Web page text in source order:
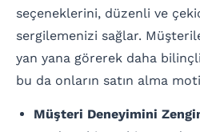
seçeneklerini, düzenli ve
sergilemenizi sağlar.
yan yana görerek daha
bu da onların satın alma
Müşteri Deneyimini